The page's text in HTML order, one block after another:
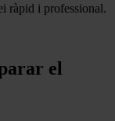
ràpid i professional.
el